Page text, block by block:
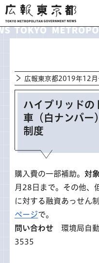
広報東京都
広報東京都2019年12月
ハイブリッドの
車（白ナンバー
制度
購入費の一部補助。 対象
月28日まで。その他、
に対する融資あっせん
ページで。
問い合わせ 環境局自
3535